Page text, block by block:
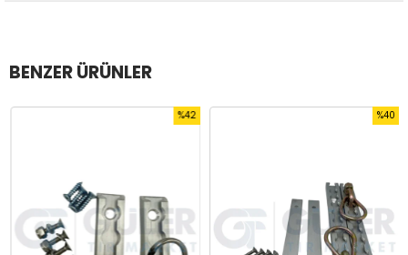
BENZER ÜRÜNLER
%42
%40